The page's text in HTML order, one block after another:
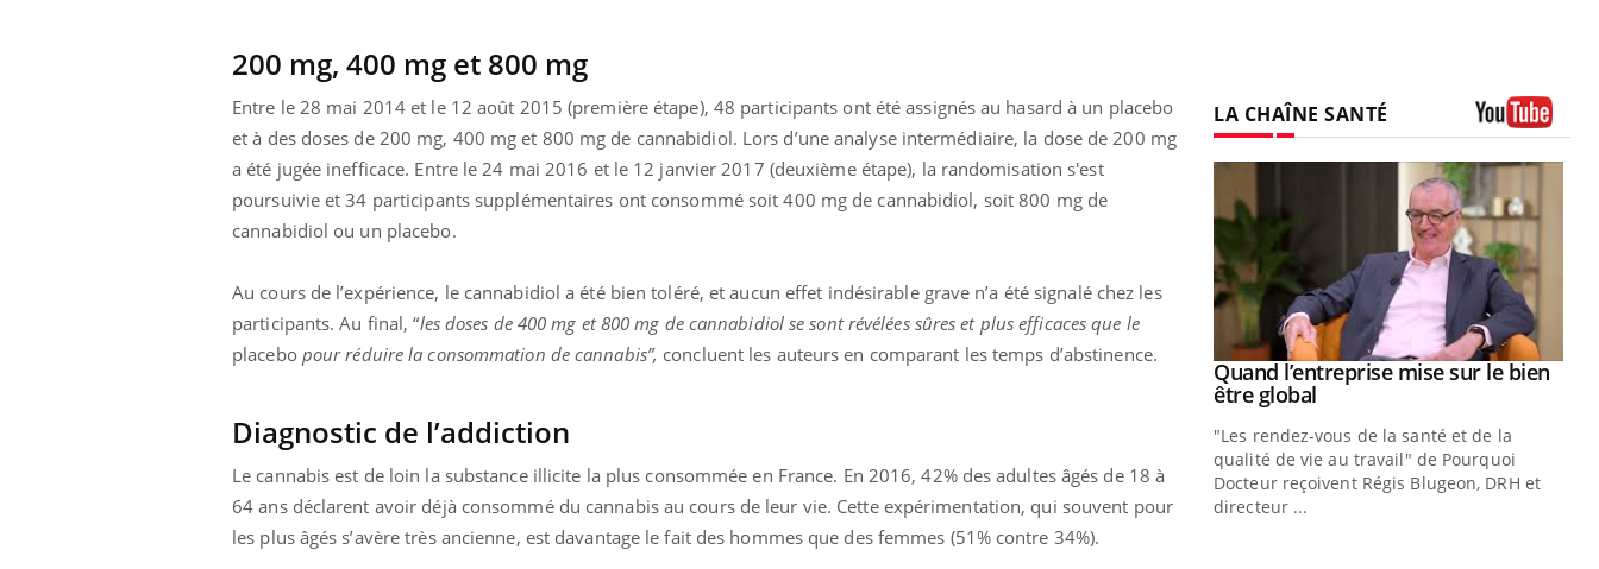
200 mg, 400 mg et 800 mg
Entre le 28 mai 2014 et le 12 août 2015 (première étape), 48 participants ont été assignés au hasard à un placebo
et à des doses de 200 mg, 400 mg et 800 mg de cannabidiol. Lors d’une analyse intermédiaire, la dose de 200 mg
a été jugée inefficace. Entre le 24 mai 2016 et le 12 janvier 2017 (deuxième étape), la randomisation s'est
poursuivie et 34 participants supplémentaires ont consommé soit 400 mg de cannabidiol, soit 800 mg de
cannabidiol ou un placebo.
Au cours de l’expérience, le cannabidiol a été bien toléré, et aucun effet indésirable grave n’a été signalé chez les
participants. Au final, “les doses de 400 mg et 800 mg de cannabidiol se sont révélées sûres et plus efficaces que le
placebopour réduire la consommation de cannabis”, concluent les auteurs en comparant les temps d’abstinence.
Diagnostic de l’addiction
Le cannabis est de loin la substance illicite la plus consommée en France. En 2016, 42% des adultes âgés de 18 à
64 ans déclarent avoir déjà consommé du cannabis au cours de leur vie. Cette expérimentation, qui souvent pour
les plus âgés s’avère très ancienne, est davantage le fait des hommes que des femmes (51% contre 34%).
LA CHAÎNE SANTÉ
Un « jumeau numérique » pour
préventiveYoutube
mutualiste innove en matière de bilan de
santé : l'utilisation d'un « jumeau
numérique » permet ...
COUP DE FOOD sur le diabète Youtube
nouveau rendez-vous culinaire qui
épisode, une ...
Youtube
Quand l’entreprise mise sur le bien
être globalYoutube
"Les rendez-vous de la santé et de la
qualité de vie au travail" de Pourquoi
Docteur reçoivent Régis Blugeon, DRH et
directeur ...